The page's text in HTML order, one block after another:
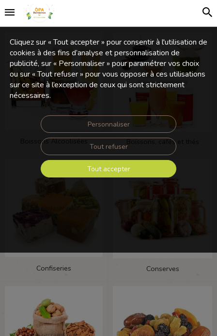
Boissons Alcoolisées Boissons, cafés et thés
Confiseries Conserves
Cliquez sur « Tout accepter » pour consentir à l'utilisation de
cookies à des fins d’analyse et personnalisation de
publicité, sur « Personnaliser » pour paramétrer vos choix
ou sur « Tout refuser » pour vous opposer à ces utilisations
sur ce site à l’exception de ceux qui sont strictement
nécessaires.
Personnaliser
Tout refuser
Tout accepter